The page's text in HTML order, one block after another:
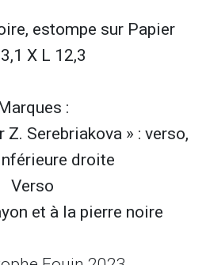
estompe sur Papier
X L 12,3
:
Z. Serebriakova » : verso,
droite
Verso
et à la pierre noire